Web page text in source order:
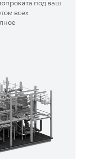
под ваш
всех